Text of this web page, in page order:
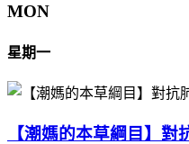
MON
星期一
【潮媽的本草綱目】對